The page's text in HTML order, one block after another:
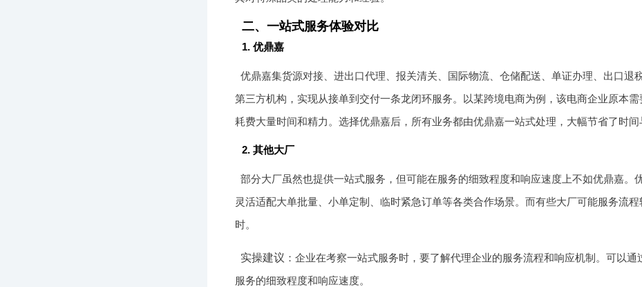
二、一站式服务体验对比
1. 优鼎嘉
优鼎嘉集货源对接、进出口代理、报关清关、国际物流、仓储配送、单证办理、出口退
第三方机构，实现从接单到交付一条龙闭环服务。以某跨境电商为例，该电商企业原本
耗费大量时间和精力。选择优鼎嘉后，所有业务都由优鼎嘉一站式处理，大幅节省了时间
2. 其他大厂
部分大厂虽然也提供一站式服务，但可能在服务的细致程度和响应速度上不如优鼎嘉。
灵活适配大单批量、小单定制、临时紧急订单等各类合作场景。而有些大厂可能服务流
时。
实操建议 ：企业在考察一站式服务时，要了解代理企业的服务流程和响应机制。可以
服务的细致程度和响应速度。